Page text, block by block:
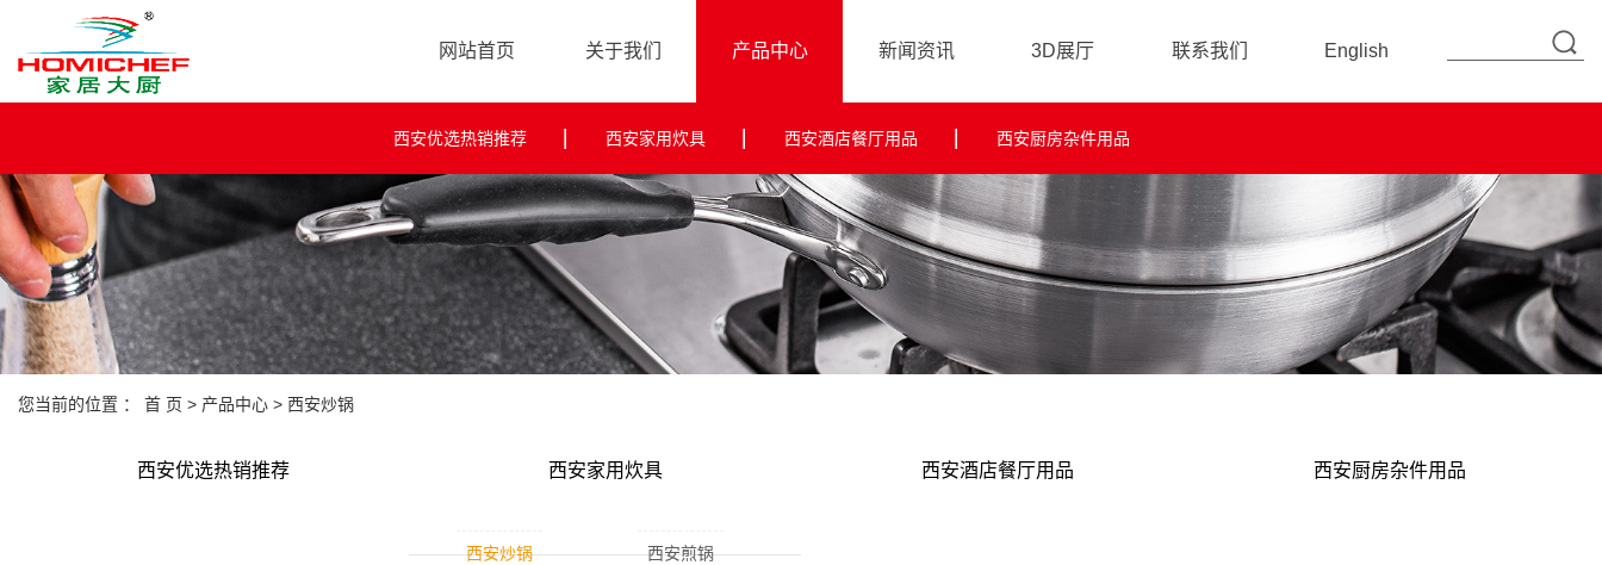
网站首页 关于我们 产品中心
西安优选热销推荐 西安家用炊具 西安酒店餐厅用品 西安厨房杂件用品
新闻资讯
行业资讯
常见问题
3D展厅 联系我们
在线留言
English
您当前的位置 ： 首 页 > 产品中心 > 西安炒锅
西安优选热销推荐 西安家用炊具
西安炒锅 西安煎锅
西安酒店餐厅用品 西安厨房杂件用品